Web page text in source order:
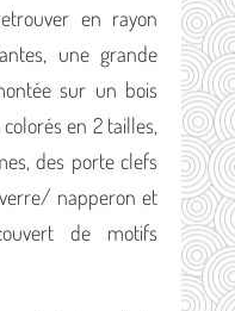
en rayon
une grande
sur un bois
en 2 tailles,
des porte clefs
napperon et
de motifs